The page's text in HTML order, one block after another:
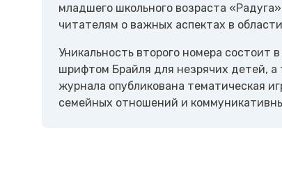
младшего школьного возраста
читателям о важных аспектах в
Уникальность второго номера состоит
шрифтом Брайля для незрячих детей,
журнала опубликована тематическая
семейных отношений и